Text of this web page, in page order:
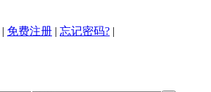
| 免费注册 | 忘记密码? |